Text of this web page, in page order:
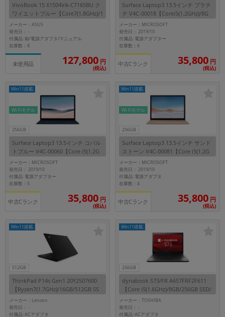
VivoBook 15 X1504VA-C7165BU ク
ワイエットブルー【Core7(1.8GHz)/1
6GB/512GB SSD/Win11Home】
メーカー：ASUS
発売日：-
付属品: 箱/電源アダプタ/マニュアル
在庫数：8
未使用品 127,800 円
(税込)
Surface Laptop3 13.5インチ プラチ
ナ V4C-00018【Corei5(1.2GHz)/8G
B/256GB SSD/Win11Pro】
メーカー：MICROSOFT
発売日： 2019/10
付属品: 電源アダプター
在庫数：6
中古Cランク 35,800 円
(税込)
256GB
Wi-Fiモデル
Win11搭載
Surface Laptop3 13.5インチ コバル
トブルー V4C-00060【Core i5(1.2G
Hz)/8GB/256GB SSD/Win11Pro】
メーカー：MICROSOFT
発売日： 2019/10
付属品: 電源アダプター
在庫数：5
中古Cランク 35,800 円
(税込)
256GB
Wi-Fiモデル
Win11搭載
Surface Laptop3 13.5インチ サンド
ストーン V4C-00081【Core i5(1.2G
Hz)/8GB/256GB SSD/Win11Pro】
メーカー：MICROSOFT
発売日： 2019/10
付属品: 電源アダプタ
在庫数：4
中古Cランク 35,800 円
(税込)
512GB
Win11搭載
ThinkPad P14s Gen1 20Y2S07600
【Ryzen7(1.7GHz)/16GB/512GB SS
D/Win11Pro】
メーカー：Lenovo
発売日：-
付属品: ACアダプタ
256GB
Win11搭載
dynabook S73/FR A6S7FRF2F611
【Core i5(1.6GHz)/8GB/256GB SSD/
Win11Pro】
メーカー：TOSHIBA
発売日：-
付属品: ACアダプタ
メモリ
~
容量
モニタサイズ
~
価格
円
発売日
年 月 まで
各項目のチェックボックスは「or検索」となります。